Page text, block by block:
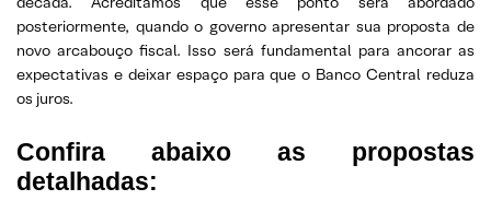
posteriormente, quando o governo apresentar sua proposta de
novo arcabouço fiscal. Isso será fundamental para ancorar as
expectativas e deixar espaço para que o Banco Central reduza
os juros.
Confira abaixo as propostas
detalhadas: